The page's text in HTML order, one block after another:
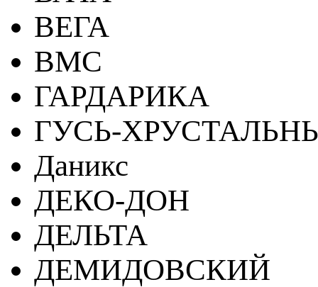
ВЕГА
ВМС
ГАРДАРИКА
ГУСЬ-
Даникс
ДЕКО-ДОН
ДЕЛЬТА
ДЕМИДОВСКИЙ